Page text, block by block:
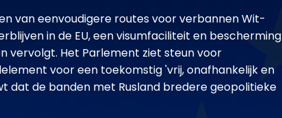
van eenvoudigere routes voor verbannen Wit-
in de EU, een visumfaciliteit en bescherming
vervolgt. Het Parlement ziet steun voor
voor een toekomstig 'vrij, onafhankelijk en
dat de banden met Rusland bredere geopolitieke